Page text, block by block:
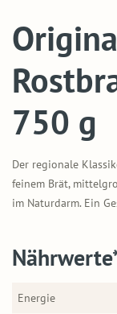
750 g
Der regionale
feinem Brät,
im Naturdarm. Ein
Energie